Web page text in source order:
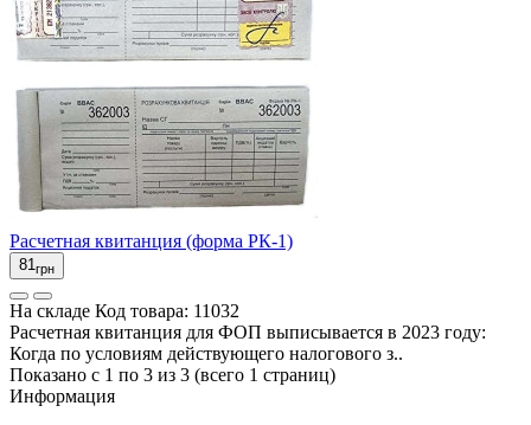
Расчетная квитанция (форма РК-1)
81грн
На складе Код товара: 11032
Расчетная квитанция для ФОП выписывается в 2023 году:
Когда по условиям действующего налогового з..
Показано с 1 по 3 из 3 (всего 1 страниц)
Информация